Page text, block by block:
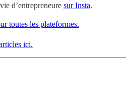
d’entrepreneure sur Insta.
toutes les plateformes.
ici.